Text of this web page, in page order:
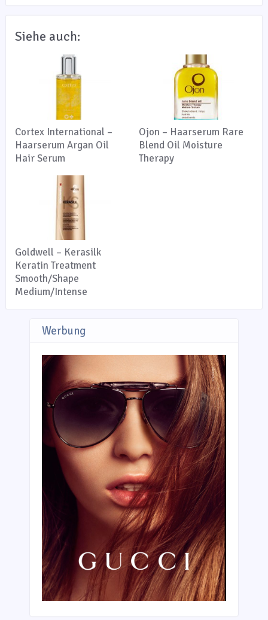
Siehe auch:
Cortex International –
Haarserum Argan Oil
Hair Serum
Ojon – Haarserum Rare
Blend Oil Moisture
Therapy
Goldwell – Kerasilk
Keratin Treatment
Smooth/Shape
Medium/Intense
Werbung